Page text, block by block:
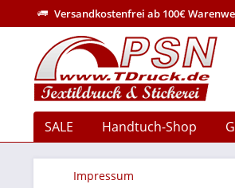
Versandkostenfrei ab 100€
SALE Handtuch-Shop
Impressum